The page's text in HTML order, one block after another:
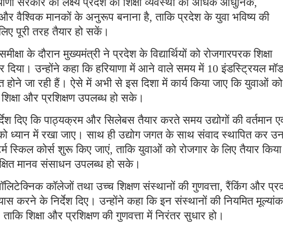
और वैश्विक मानकों के अनुरूप बनाना है, ताकि प्रदेश के युवा भविष्य की
पूरी तरह तैयार हो सकें।
के दौरान मुख्यमंत्री ने प्रदेश के विद्यार्थियों को रोजगारपरक शिक्षा
दिया। उन्होंने कहा कि हरियाणा में आने वाले समय में 10 इंडस्ट्रियल
जा रही हैं। ऐसे में अभी से इस दिशा में कार्य किया जाए कि युवाओं को
और प्रशिक्षण उपलब्ध हो सके।
दिए कि पाठ्यक्रम और सिलेबस तैयार करते समय उद्योगों की वर्तमान
ध्यान में रखा जाए। साथ ही उद्योग जगत के साथ संवाद स्थापित कर
स्किल कोर्स शुरू किए जाएं, ताकि युवाओं को रोजगार के लिए तैयार
मानव संसाधन उपलब्ध हो सके।
कॉलेजों तथा उच्च शिक्षण संस्थानों की गुणवत्ता, रैंकिंग और
करने के निर्देश दिए। उन्होंने कहा कि इन संस्थानों की नियमित
शिक्षा और प्रशिक्षण की गुणवत्ता में निरंतर सुधार हो।